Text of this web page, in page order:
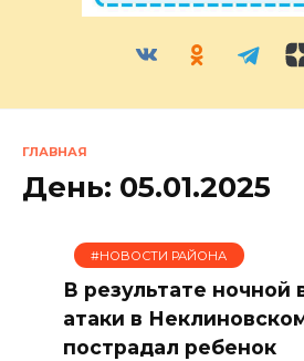
ГЛАВНАЯ
День: 05.01.2025
#НОВОСТИ РАЙОНА
В результате ночной
атаки в
пострадал ребенок